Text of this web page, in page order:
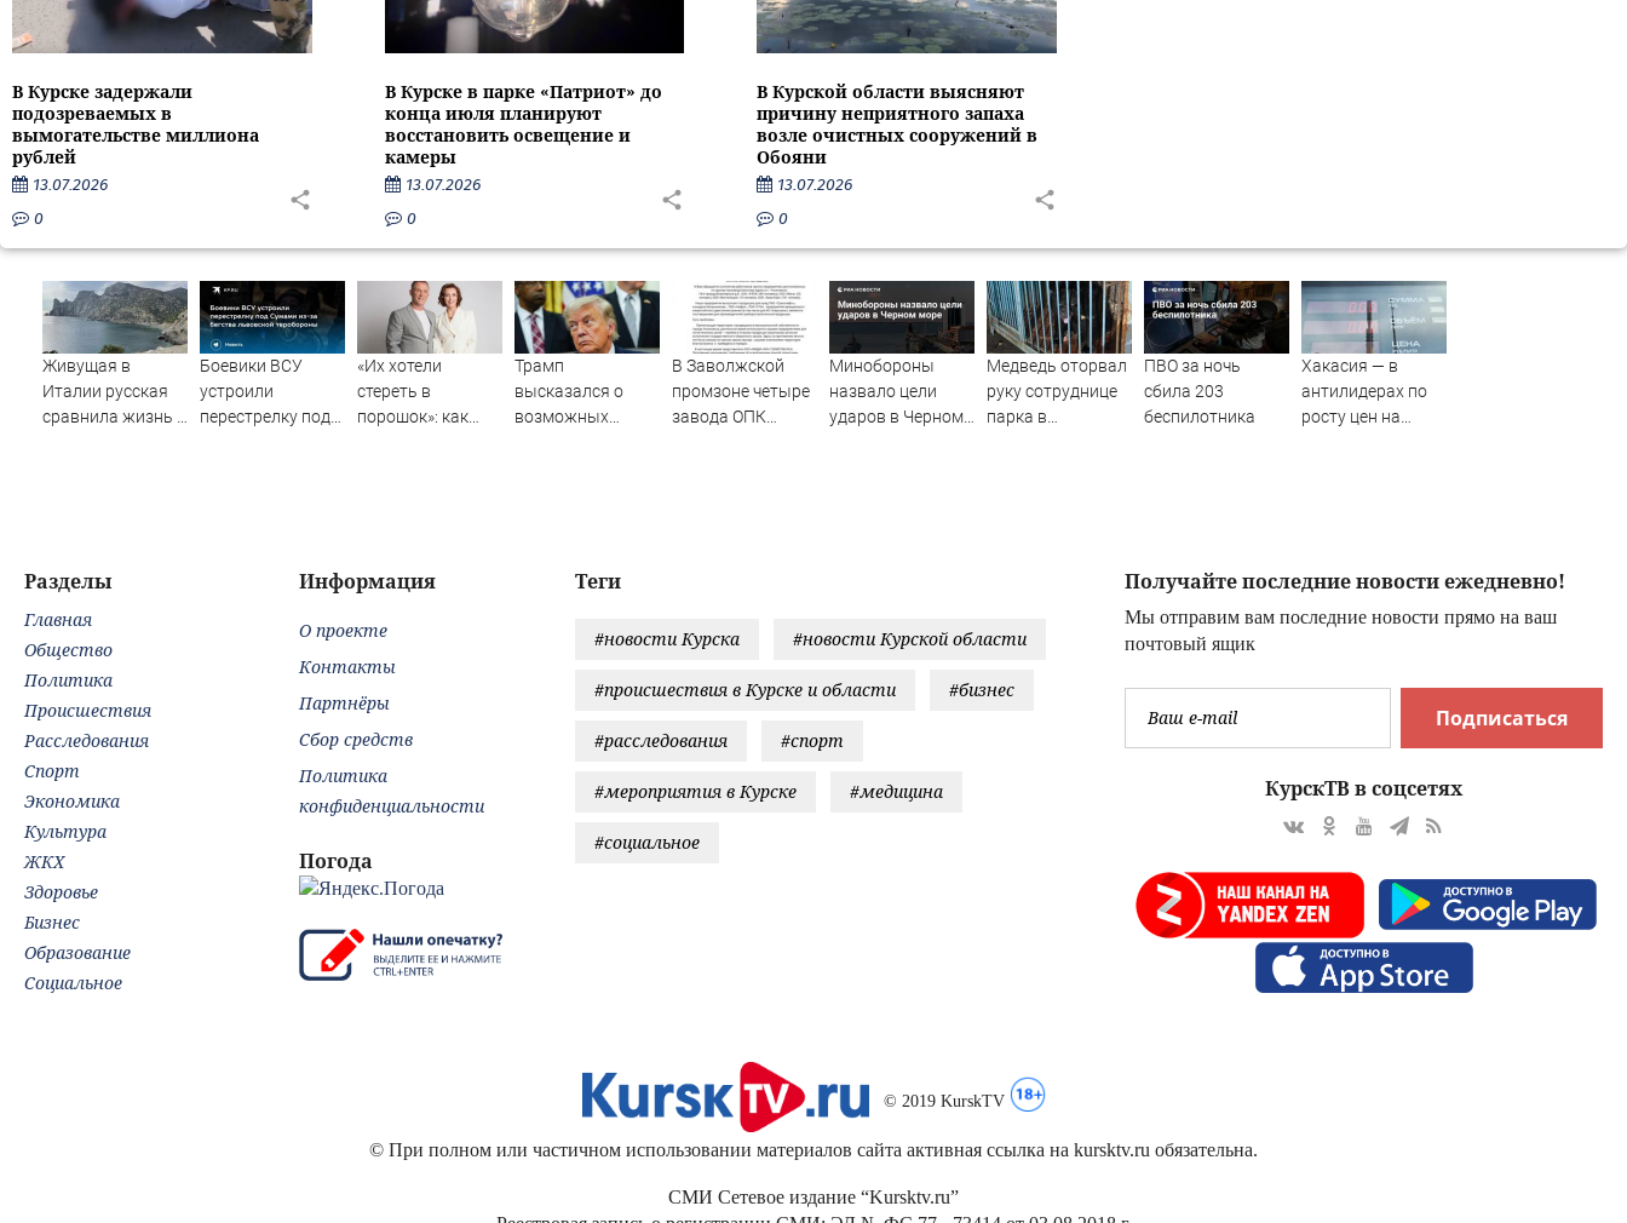
В Курске задержали
подозреваемых в
вымогательстве миллиона
рублей
13.07.2026
0
В Курске в парке «Патриот» до
конца июля планируют
восстановить освещение и
камеры
13.07.2026
0
В Курской области выясняют
причину неприятного запаха
возле очистных сооружений в
Обояни
13.07.2026
0
Живущая в
Италии русская
сравнила жизнь в
Боевики ВСУ
устроили
перестрелку под
«Их хотели
стереть в
порошок»: как
Трамп
высказался о
возможных
В Заволжской
промзоне четыре
завода ОПК
Минобороны
назвало цели
ударов в Черном
Медведь оторвал
руку сотруднице
парка в
ПВО за ночь
сбила 203
беспилотника
Хакасия — в
антилидерах по
росту цен на
Получайте последние новости ежедневно!
Мы отправим вам последние новости прямо на ваш
почтовый ящик
Подписаться
КурскТВ в соцсетях
Теги
#новости Курска #новости Курской области
#происшествия в Курске и области #бизнес
#расследования #спорт
#мероприятия в Курске #медицина
#социальное
Разделы
Главная
Общество
Политика
Происшествия
Расследования
Спорт
Экономика
Культура
ЖКХ
Здоровье
Бизнес
Образование
Социальное
Информация
О проекте
Контакты
Партнёры
Сбор средств
Политика
конфиденциальности
Погода
© 2019 KurskTV
© При полном или частичном использовании материалов сайта активная ссылка на kursktv.ru обязательна.
СМИ Сетевое издание “Kursktv.ru”